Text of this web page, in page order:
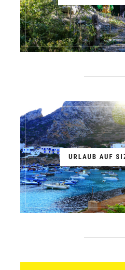
URLAUB AUF